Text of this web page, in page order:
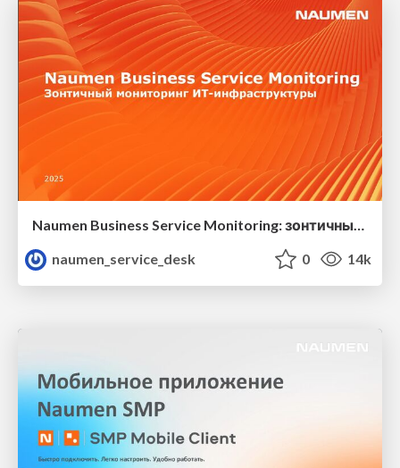
Naumen Business Service Monitoring: зонтичный мониторинг ИТ-инфраструктуры
naumen_service_desk
0 14k